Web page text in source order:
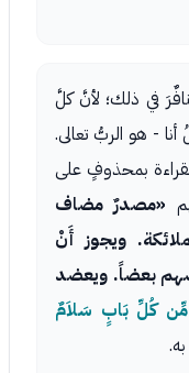
في ذلك؛ لأنَّ كلَّ
- هو الربُّ تعالى.
بمحذوفٍ على
«مصدرٌ مضاف
ويجوز أَنْ
بعضاً. ويعضد
مِّن كُلِّ بَابٍ سَلاَمٌ